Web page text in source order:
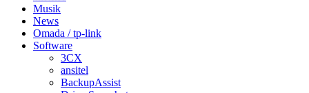
Musik
News
Omada / tp-link
Software
3CX
ansitel
BackupAssist